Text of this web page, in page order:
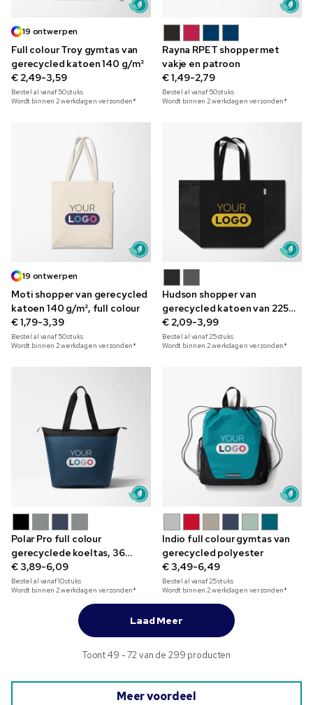
19 ontwerpen
Full colour Troy gymtas van
gerecycled katoen 140 g/m²
€ 2,49-3,59
Bestel al vanaf50stuks
Wordt binnen 2 werkdagen verzonden*
Rayna RPET shopper met
vakje en patroon
€ 1,49-2,79
Bestel al vanaf50stuks
Wordt binnen 2 werkdagen verzonden*
19 ontwerpen
Moti shopper van gerecycled
katoen 140 g/m², full colour
€ 1,79-3,39
Bestel al vanaf50stuks
Wordt binnen 2 werkdagen verzonden*
Hudson shopper van
gerecycled katoen van 225
g/m²
€ 2,09-3,99
Bestel al vanaf25stuks
Wordt binnen 2 werkdagen verzonden*
Polar Pro full colour
gerecyclede koeltas, 36
blikjes
€ 3,89-6,09
Bestel al vanaf10stuks
Wordt binnen 2 werkdagen verzonden*
Indio full colour gymtas van
gerecycled polyester
€ 3,49-6,49
Bestel al vanaf25stuks
Wordt binnen 2 werkdagen verzonden*
Laad Meer
Toont 49 - 72 van de 299 producten
Meer voordeel